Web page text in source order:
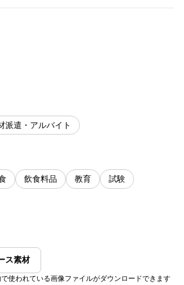
派遣・アルバイト
飲食料品 教育 試験
ス素材
使われている画像ファイルがダウンロードできます